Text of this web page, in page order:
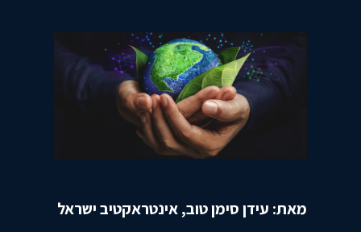
מאת: עידן סימן טוב, אינטראקטיב ישראל